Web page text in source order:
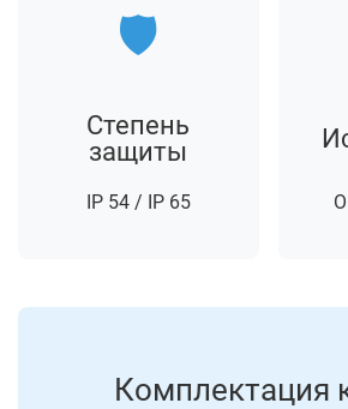
🛡️
Степень
защиты
IP 54 / IP 65
Комплектация